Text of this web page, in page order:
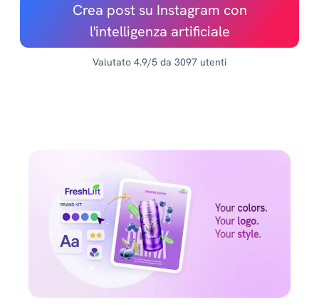
Crea post su Instagram con
l'intelligenza artificiale
Valutato 4.9/5 da 3097 utenti